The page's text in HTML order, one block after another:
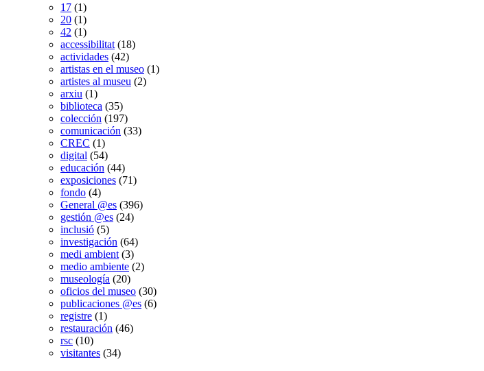
17 (1)
20 (1)
42 (1)
accessibilitat (18)
actividades (42)
artistas en el museo (1)
artistes al museu (2)
arxiu (1)
biblioteca (35)
colección (197)
comunicación (33)
CREC (1)
digital (54)
educación (44)
exposiciones (71)
fondo (4)
General @es (396)
gestión @es (24)
inclusió (5)
investigación (64)
medi ambient (3)
medio ambiente (2)
museología (20)
oficios del museo (30)
publicaciones @es (6)
registre (1)
restauración (46)
rsc (10)
visitantes (34)